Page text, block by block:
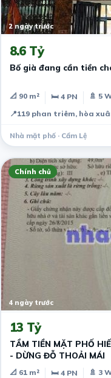
2 ngày trước
8.6 Tỷ
Bố già đang cần tiền
📐 90 m² 🛏 4 PN
🚿 5
📍119 phan triêm, hòa
Nhà mặt phố · Cẩm Lệ
Chính chủ
4 ngày trước
13 Tỷ
TẦM TIỀN MẶT PHỐ
- DỪNG ĐỖ THOẢI MÁI
📐 61 m² 🛏 4 PN
🚿 3